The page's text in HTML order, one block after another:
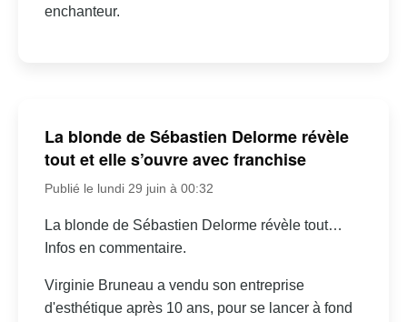
enchanteur.
La blonde de Sébastien Delorme révèle
tout et elle s’ouvre avec franchise
Publié le lundi 29 juin à 00:32
La blonde de Sébastien Delorme révèle tout…
Infos en commentaire.
Virginie Bruneau a vendu son entreprise
d'esthétique après 10 ans, pour se lancer à fond